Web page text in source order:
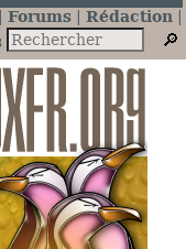
Forums
Rédaction